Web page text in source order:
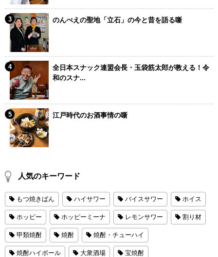
のんべえの聖地「立石」の今と昔を語る噺
全日本スナック連盟会長・玉袋筋太郎が教える！令
和のスナ...
江戸時代のお酒事情の噺
人気のキーワード
もつ焼きばん ハイサワー バイスサワー ホイス
ホッピー ホッピーミーナ レモンサワー 割り材
甲類焼酎 焼酎 焼酎・チューハイ
焼酎ハイボール 大衆酒場 宝焼酎